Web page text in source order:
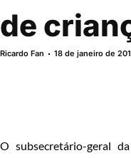
de
Ricardo Fan 18 de janeiro de
O subsecretário-geral